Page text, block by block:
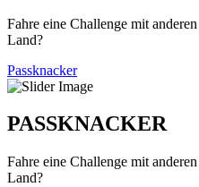
Fahre eine Challenge mit
Land?
Passknacker
PASSKNACKER
Fahre eine Challenge mit
Land?